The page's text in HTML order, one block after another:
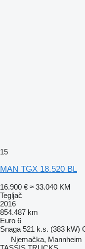
15
MAN TGX 18.520 BL
16.900 € ≈ 33.040 KM
Tegljač
2016
854.487 km
Euro 6
Snaga 521 k.s. (383 kW)
Njemačka, Mannheim